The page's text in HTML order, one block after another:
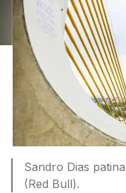
Sandro Dias
(Red Bull).